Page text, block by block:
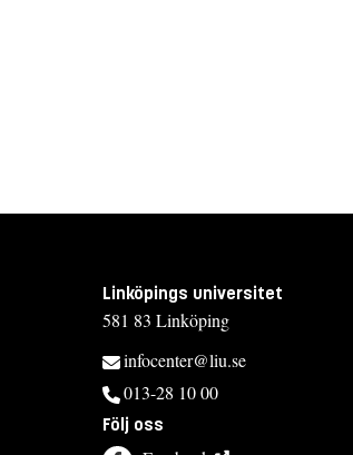
Linköpings universitet
581 83 Linköping
infocenter@liu.se
013-28 10 00
Följ oss